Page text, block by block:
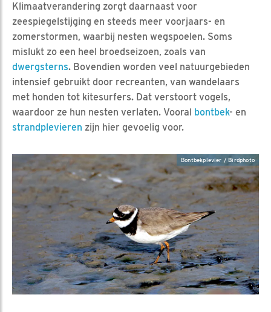
Klimaatverandering zorgt daarnaast voor
zeespiegelstijging en steeds meer voorjaars- en
zomerstormen, waarbij nesten wegspoelen. Soms
mislukt zo een heel broedseizoen, zoals van
dwergsterns. Bovendien worden veel natuurgebieden
intensief gebruikt door recreanten, van wandelaars
met honden tot kitesurfers. Dat verstoort vogels,
waardoor ze hun nesten verlaten. Vooral bontbek- en
strandplevieren zijn hier gevoelig voor.
Bontbekplevier / Birdphoto